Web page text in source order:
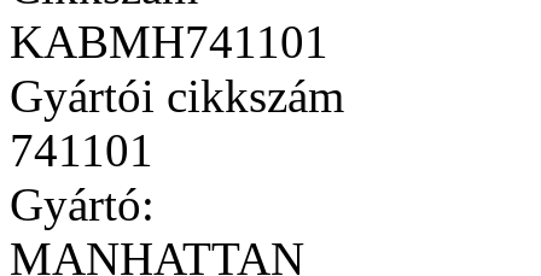
KABMH741101
Gyártói cikkszám
741101
Gyártó:
MANHATTAN